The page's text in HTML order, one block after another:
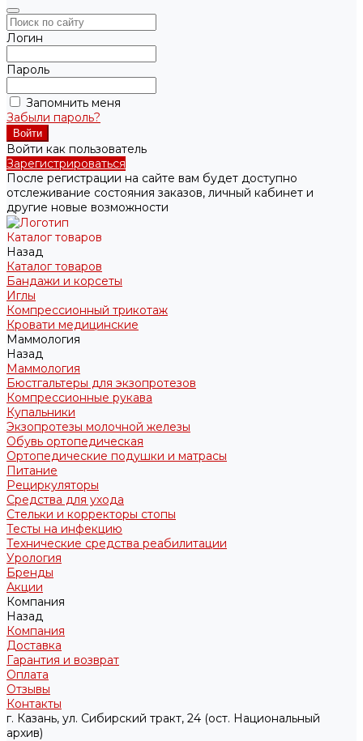
Логин
Пароль
Запомнить меня
Забыли пароль?
Войти как пользователь
Зарегистрироваться
После регистрации на сайте вам будет доступно
отслеживание состояния заказов, личный кабинет и
другие новые возможности
Каталог товаров
Назад
Каталог товаров
Бандажи и корсеты
Иглы
Компрессионный трикотаж
Кровати медицинские
Маммология
Назад
Маммология
Бюстгальтеры для экзопротезов
Компрессионные рукава
Купальники
Экзопротезы молочной железы
Обувь ортопедическая
Ортопедические подушки и матрасы
Питание
Рециркуляторы
Средства для ухода
Стельки и корректоры стопы
Тесты на инфекцию
Технические средства реабилитации
Урология
Бренды
Акции
Компания
Назад
Компания
Доставка
Гарантия и возврат
Оплата
Отзывы
Контакты
г. Казань, ул. Сибирский тракт, 24 (ост. Национальный
архив)